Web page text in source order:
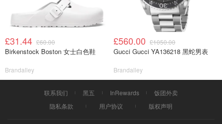
£31.44 £60.00
Birkenstock Boston 女士白色鞋
Brandalley
£560.00 £1050.00
Gucci Gucci YA136218 黑蛇男表
Brandalley
联系我们 黑五 InRewards
饭团外卖
隐私条款
用户协议 版权声明